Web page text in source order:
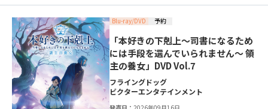
Blu-ray/DVD 予約
「本好きの下剋上～司書になるため
には手段を選んでいられません～ 領
主の養女」DVD Vol.7
フライングドッグ
ビクターエンタテインメント